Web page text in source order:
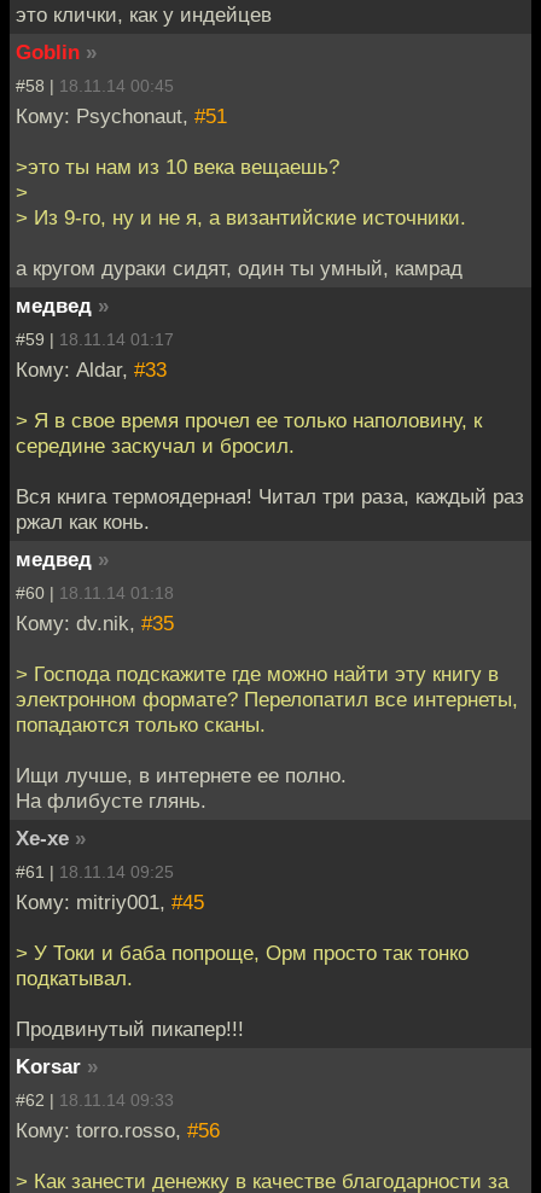
это клички, как у индейцев
Goblin »
#58 | 18.11.14 00:45
Кому: Psychonaut, #51
>это ты нам из 10 века вещаешь?
>
> Из 9-го, ну и не я, а византийские источники.
а кругом дураки сидят, один ты умный, камрад
медвед »
#59 | 18.11.14 01:17
Кому: Aldar, #33
> Я в свое время прочел ее только наполовину, к
середине заскучал и бросил.
Вся книга термоядерная! Читал три раза, каждый раз
ржал как конь.
медвед »
#60 | 18.11.14 01:18
Кому: dv.nik, #35
> Господа подскажите где можно найти эту книгу в
электронном формате? Перелопатил все интернеты,
попадаются только сканы.
Ищи лучше, в интернете ее полно.
На флибусте глянь.
Хе-хе »
#61 | 18.11.14 09:25
Кому: mitriy001, #45
> У Токи и баба попроще, Орм просто так тонко
подкатывал.
Продвинутый пикапер!!!
Korsar »
#62 | 18.11.14 09:33
Кому: torro.rosso, #56
> Как занести денежку в качестве благодарности за